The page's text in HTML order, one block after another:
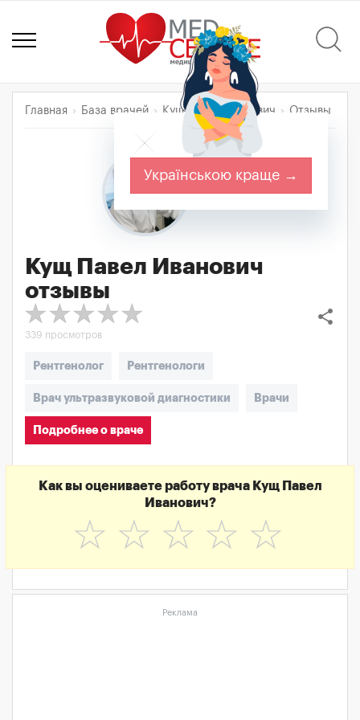
Главная База врачей Кущ Павел Иванович Отзывы
Кущ Павел Иванович
отзывы
share
339 просмотров
Рентгенолог Рентгенологи
Врач ультразвуковой диагностики Врачи
Подробнее о враче
Как вы оцениваете работу врача Кущ Павел
Иванович?
☆
☆
☆
☆
☆
Реклама
Українською краще →